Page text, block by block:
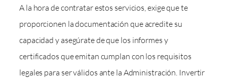
A la hora de contratar estos servicios, exige que te
proporcionen la documentación que acredite su
capacidad y asegúrate de que los informes y
certificados que emitan cumplan con los requisitos
legales para ser válidos ante la Administración. Invertir